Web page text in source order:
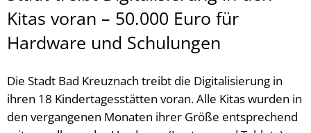
Kitas voran – 50.000 Euro für
Hardware und Schulungen
Die Stadt Bad Kreuznach treibt die Digitalisierung in
ihren 18 Kindertagesstätten voran. Alle Kitas wurden in
den vergangenen Monaten ihrer Größe entsprechend